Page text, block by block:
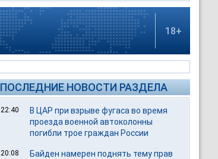
18+
ПОСЛЕДНИЕ НОВОСТИ РАЗДЕЛА
22:40
В ЦАР при взрыве фугаса во время
проезда военной автоколонны
погибли трое граждан России
20:08
Байден намерен поднять тему прав